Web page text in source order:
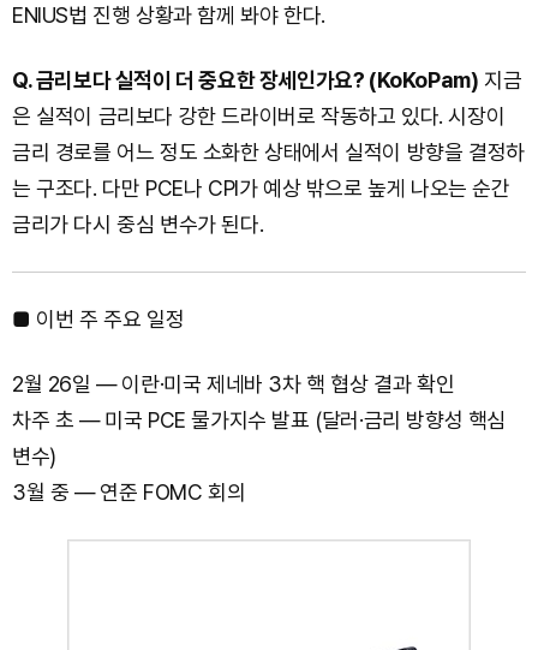
ENIUS법 진행 상황과 함께 봐야 한다.
Q. 금리보다 실적이 더 중요한 장세인가요? (KoKoPam) 지금
은 실적이 금리보다 강한 드라이버로 작동하고 있다. 시장이
금리 경로를 어느 정도 소화한 상태에서 실적이 방향을 결정하
는 구조다. 다만 PCE나 CPI가 예상 밖으로 높게 나오는 순간
금리가 다시 중심 변수가 된다.
■ 이번 주 주요 일정
2월 26일 — 이란·미국 제네바 3차 핵 협상 결과 확인
차주 초 — 미국 PCE 물가지수 발표 (달러·금리 방향성 핵심
변수)
3월 중 — 연준 FOMC 회의